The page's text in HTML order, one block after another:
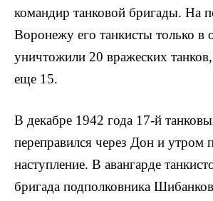
ко­мандир танковой бригады. На
Воронежу его танкисты только в
уничтожили 20 вражеских
еще 15.
В декабре 1942 года 17-й
переправился через Дон и утром
наступление. В авангарде
бригада подполков­ника